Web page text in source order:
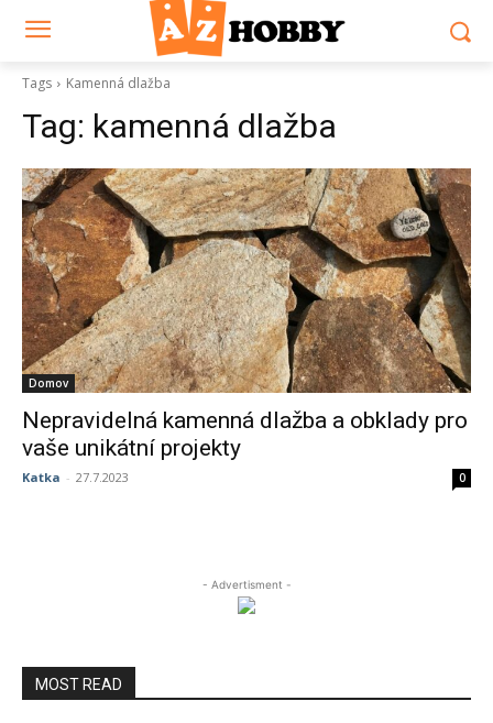
Tags Kamenná dlažba
Tag: kamenná dlažba
Domov
Nepravidelná kamenná dlažba a obklady pro
vaše unikátní projekty
Katka - 27.7.2023 0
- Advertisment -
MOST READ